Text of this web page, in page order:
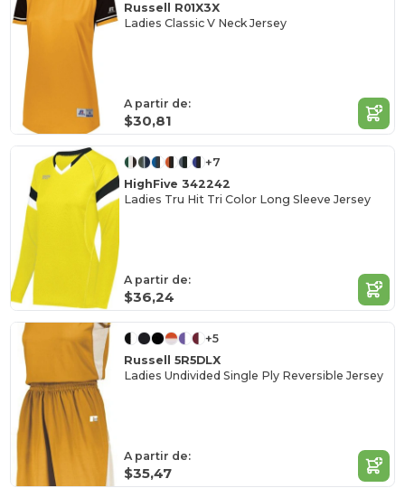
Russell R01X3X
Ladies Classic V Neck Jersey
A partir de:
$30,81
+7
HighFive 342242
Ladies Tru Hit Tri Color Long Sleeve Jersey
A partir de:
$36,24
+5
Russell 5R5DLX
Ladies Undivided Single Ply Reversible Jersey
A partir de:
$35,47